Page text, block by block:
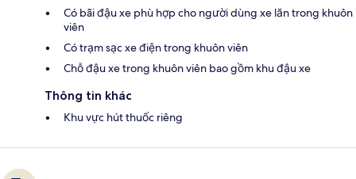
Có bãi đậu xe phù hợp cho người dùng xe lăn trong khuôn
viên
Có trạm sạc xe điện trong khuôn viên
Chỗ đậu xe trong khuôn viên bao gồm khu đậu xe
Thông tin khác
Khu vực hút thuốc riêng